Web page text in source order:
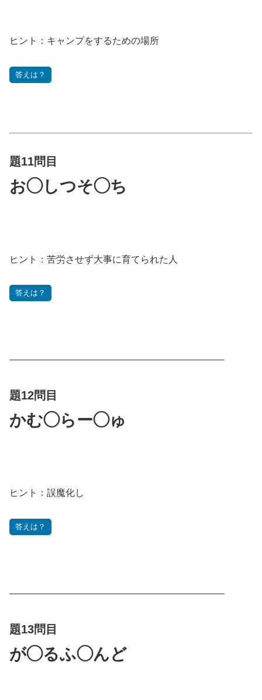
ヒント：キャンプをするための場所
答えは？
題11問目
お◯しつそ◯ち
ヒント：苦労させず大事に育てられた人
答えは？
———————————————————————
題12問目
かむ◯らー◯ゅ
ヒント：誤魔化し
答えは？
———————————————————————
題13問目
が◯るふ◯んど